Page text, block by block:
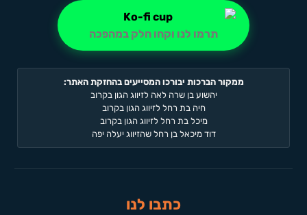
תרמו לנו וקחו חלק במהפכה
ממקור הברכות יבורכו המסייעים בהחזקת האתר:
יהשוע בן שרה לאה לזיווג הגון בקרוב
חיה בת רחל לזיווג הגון בקרוב
מיכל בת רחל לזיווג הגון בקרוב
דוד מיכאל בן רחל שהזיווג יעלה יפה
כתבו לנו